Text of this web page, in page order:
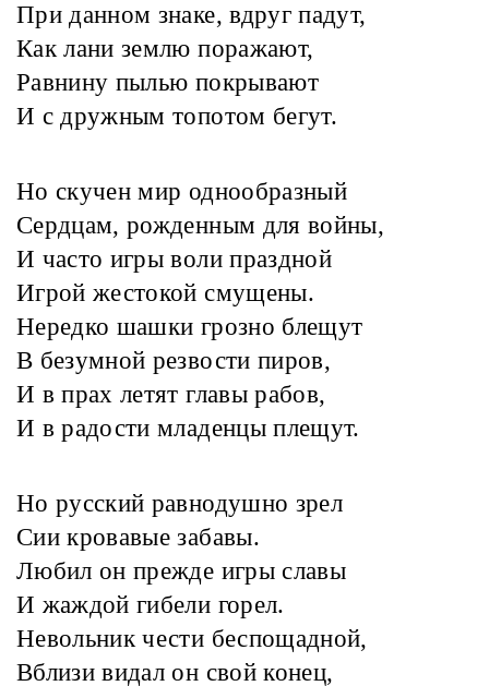
При данном знаке, вдруг падут,
Как лани землю поражают,
Равнину пылью покрывают
И с дружным топотом бегут.
Но скучен мир однообразный
Сердцам, рожденным для войны,
И часто игры воли праздной
Игрой жестокой смущены.
Нередко шашки грозно блещут
В безумной резвости пиров,
И в прах летят главы рабов,
И в радости младенцы плещут.
Но русский равнодушно зрел
Сии кровавые забавы.
Любил он прежде игры славы
И жаждой гибели горел.
Невольник чести беспощадной,
Вблизи видал он свой конец,